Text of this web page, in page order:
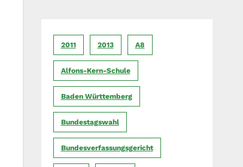
2011 2013 A8
Alfons-Kern-Schule
Baden Württemberg
Bundestagswahl
Bundesverfassungsgericht